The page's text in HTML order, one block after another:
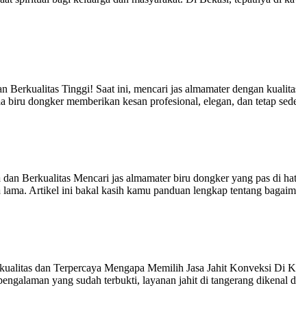
Berkualitas Tinggi! Saat ini, mencari jas almamater dengan
biru dongker memberikan kesan profesional, elegan, dan tetap
Berkualitas Mencari jas almamater biru dongker yang pas di
Artikel ini bakal kasih kamu panduan lengkap tentang
dan Terpercaya Mengapa Memilih Jasa Jahit Konveksi
yang sudah terbukti, layanan jahit di tangerang